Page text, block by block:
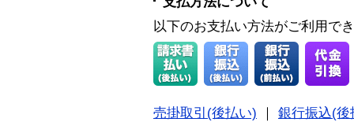
以下のお支払い方法がご利用で
売掛取引(後払い)
銀行振込(後